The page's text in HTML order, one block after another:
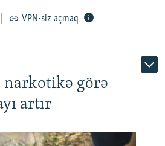
VPN-siz açmaq
narkotikə görə
artır